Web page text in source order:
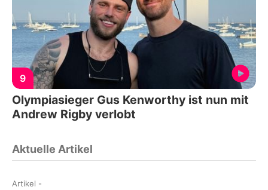
9
Olympiasieger Gus Kenworthy ist nun mit
Andrew Rigby verlobt
Aktuelle Artikel
Artikel -